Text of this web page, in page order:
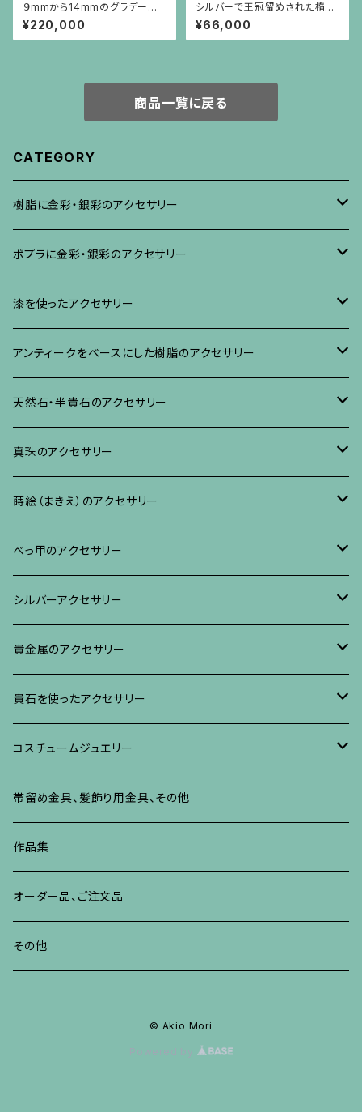
９mmから14mmのグラデーショ
ンのターコイズネックレス
¥220,000
シルバーで王冠留めされた楕円
形のオレンジ珊瑚のリング
¥66,000
商品一覧に戻る
CATEGORY
樹脂に金彩・銀彩のアクセサリー
ブローチ
イヤリング・ピアス
ネックレス、その他
ポプラに金彩・銀彩のアクセサリー
ブローチ
イヤリング、ピアス
ネックレス、ペンダント
ブレスレット、バングル、その他
漆を使ったアクセサリー
ブローチ
イヤリング・ピアス
ネックレス・ペンダント
リング
ブレスレット・バングル、その他
アンティークをベースにした樹脂のアクセサリー
ブローチ
イヤリング・ピアス
ネックレス、ペンダント
ブレスレット、その他
天然石・半貴石のアクセサリー
ブローチ
イヤリング・ピアス
ネックレス、ペンダント
リング
ブレスレット、その他
真珠のアクセサリー
ブローチ
イヤリング・ピアス
ネックレス、ペンダント
リング
ブレスレット、その他
蒔絵（まきえ）のアクセサリー
べっ甲に蒔絵のアクセサリー
ブローチ
イヤリング・ピアス
真珠に蒔絵のアクセサリー
ブローチ
イヤリング、ピアス
水晶に蒔絵のアクセサリー
ブローチ
イヤリング、ピアス
朴の木やポプラに蒔絵のアクセサリー
ブローチ
イヤリング・ピアス
その他の蒔絵のアクセサリー
べっ甲のアクセサリー
ブローチ
イヤリング、ピアス
ネックレス、ペンダント
リング
ブレスレット、バングル、その他
シルバーアクセサリー
ブローチ
イヤリング、ピアス
ネックレス、ペンダント
リング
ブレスレット、バングル、その他
貴金属のアクセサリー
ブローチ
イヤリング、ピアス
ネックレス、ペンダント
ブレスレット、その他
リング
貴石を使ったアクセサリー
ブローチ
イヤリング、ピアス
ネックレス、ペンダント
リング
ブレスレット、バングル
コスチュームジュエリー
ブローチ
イヤリング、ピアス
ネックレス、ペンダント
リング
帯留め金具、髪飾り用金具、その他
作品集
オーダー品、ご注文品
その他
© Akio Mori
Powered by